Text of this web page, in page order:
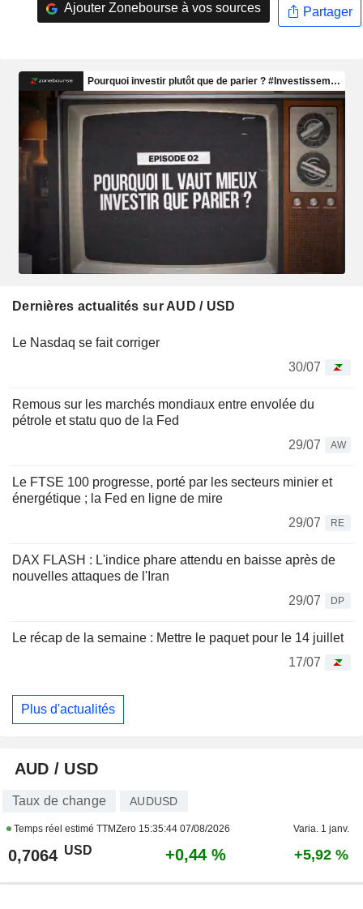
Ajouter Zonebourse à vos sources Partager
Dernières actualités sur AUD / USD
Le Nasdaq se fait corriger
30/07
Remous sur les marchés mondiaux entre envolée du
pétrole et statu quo de la Fed
29/07
AW
Le FTSE 100 progresse, porté par les secteurs minier et
énergétique ; la Fed en ligne de mire
29/07
RE
DAX FLASH : L'indice phare attendu en baisse après de
nouvelles attaques de l'Iran
29/07
DP
Le récap de la semaine : Mettre le paquet pour le 14 juillet
17/07
Plus d'actualités
AUD / USD
Taux de change AUDUSD
Temps réel estimé TTMZero 15:35:44 07/08/2026 Varia. 1 janv.
0,7064 USD +0,44 % +5,92 %